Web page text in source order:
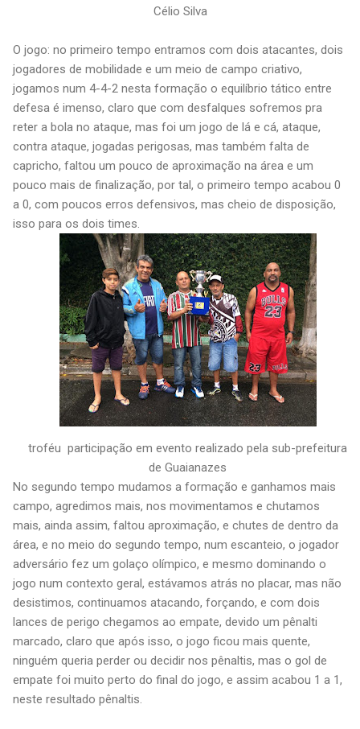
Célio Silva
O jogo: no primeiro tempo entramos com dois atacantes, dois
jogadores de mobilidade e um meio de campo criativo,
jogamos num 4-4-2 nesta formação o equilíbrio tático entre
defesa é imenso, claro que com desfalques sofremos pra
reter a bola no ataque, mas foi um jogo de lá e cá, ataque,
contra ataque, jogadas perigosas, mas também falta de
capricho, faltou um pouco de aproximação na área e um
pouco mais de finalização, por tal, o primeiro tempo acabou 0
a 0, com poucos erros defensivos, mas cheio de disposição,
isso para os dois times.
troféu participação em evento realizado pela sub-prefeitura
de Guaianazes
No segundo tempo mudamos a formação e ganhamos mais
campo, agredimos mais, nos movimentamos e chutamos
mais, ainda assim, faltou aproximação, e chutes de dentro da
área, e no meio do segundo tempo, num escanteio, o jogador
adversário fez um golaço olímpico, e mesmo dominando o
jogo num contexto geral, estávamos atrás no placar, mas não
desistimos, continuamos atacando, forçando, e com dois
lances de perigo chegamos ao empate, devido um pênalti
marcado, claro que após isso, o jogo ficou mais quente,
ninguém queria perder ou decidir nos pênaltis, mas o gol de
empate foi muito perto do final do jogo, e assim acabou 1 a 1,
neste resultado pênaltis.